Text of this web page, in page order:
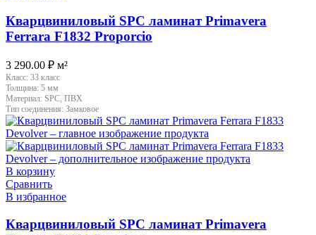
Кварцвиниловый SPC ламинат Primavera
Ferrara F1832 Proporcio
3 290.00 ₽ м²
Класс: 33 класс
Толщина: 5 мм
Материал: SPC, ПВХ
Тип соединения: Замковое
В корзину
Сравнить
В избранное
Кварцвиниловый SPC ламинат Primavera